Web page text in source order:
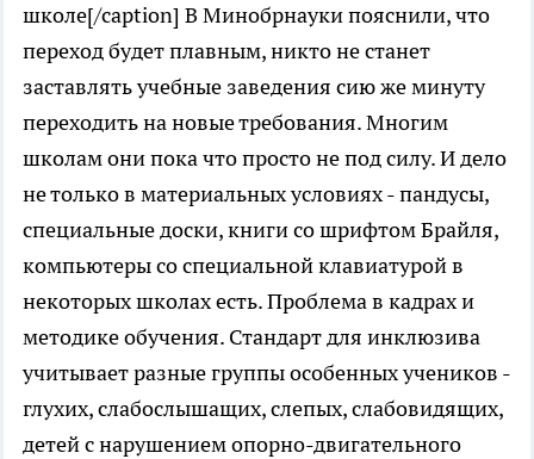
школе[/caption] В Минобрнауки пояснили, что
переход будет плавным, никто не станет
заставлять учебные заведения сию же минуту
переходить на новые требования. Многим
школам они пока что просто не под силу. И дело
не только в материальных условиях - пандусы,
специальные доски, книги со шрифтом Брайля,
компьютеры со специальной клавиатурой в
некоторых школах есть. Проблема в кадрах и
методике обучения. Стандарт для инклюзива
учитывает разные группы особенных учеников -
глухих, слабослышащих, слепых, слабовидящих,
детей с нарушением опорно-двигательного